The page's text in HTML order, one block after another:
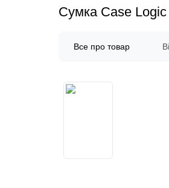
Сумка Case
Все про товар